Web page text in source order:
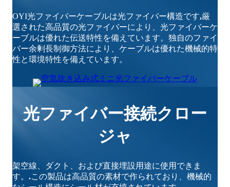
OYI光ファイバーケーブルは光ファイバー構造です,厳
選された高品質の光ファイバーにより、光ファイバーケ
ーブルは優れた伝送特性を備えています。独自のファイ
バー余剰長制御方法により、ケーブルは優れた機械的特
性と環境特性を備えています。
光ファイバー接続クロー
ジャ
架空線、ダクト、および直接埋設用途に使用できま
す。 .この製品は高品質の素材で作られており、機械的